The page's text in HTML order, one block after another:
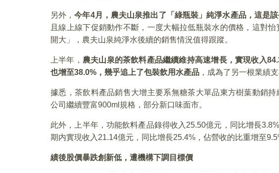
另外，今年4月，農夫山泉推出了「綠瓶裝」純淨水產品，這是
且線上線下促銷動作不斷，一度大幅拉低瓶裝水的價格，這對
開大」，農夫山泉純淨水後續的銷售情況值得跟蹤。
上半年， 農夫山泉的茶飲料產品繼續維持高速增長，實現收入
也增至38.0% ，幾乎追上了包裝飲用水產品 ，成為了另一根業績支
據悉，茶飲料產品銷售大增主要系無糖茶大單品東方樹葉動銷持
公司繼續豐富900ml規格，部分新口味面市。
此外，上半年，功能飲料產品錄得收入25.50億元，同比增長
期内實現收入21.14億元，同比增長25.4%，佔營收的比重增至
績後股價暴跌創新低，遭機構下調目標價